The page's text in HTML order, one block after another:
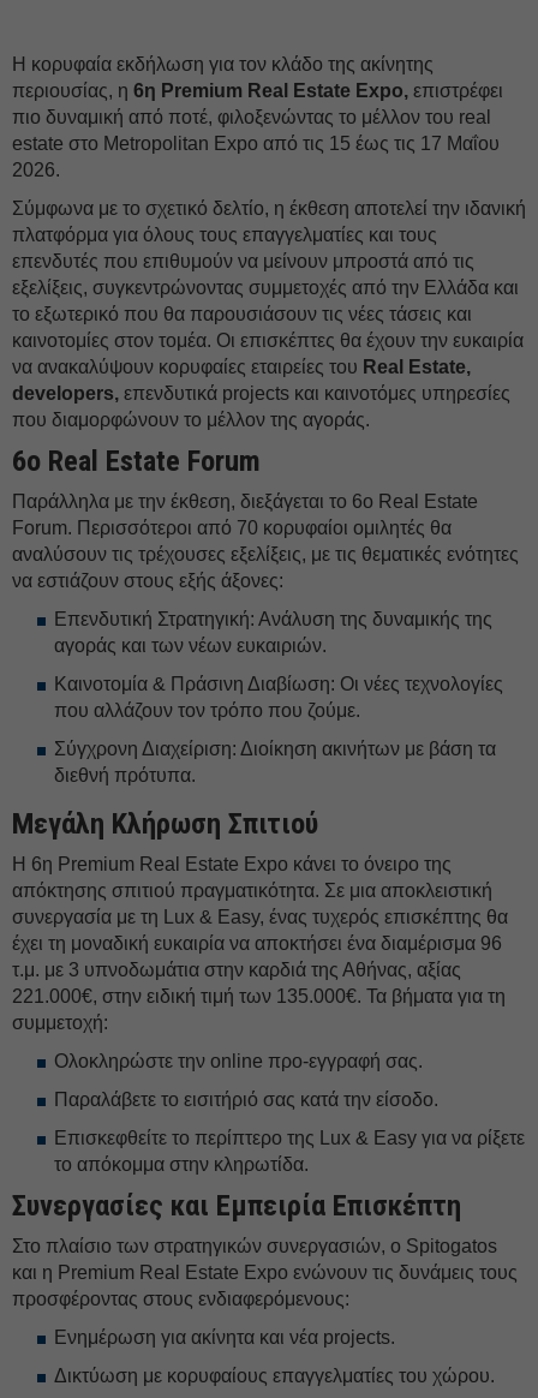
Η κορυφαία εκδήλωση για τον κλάδο της ακίνητης
περιουσίας, η 6η Premium Real Estate Expo, επιστρέφει
πιο δυναμική από ποτέ, φιλοξενώντας το μέλλον του real
estate στο Metropolitan Expo από τις 15 έως τις 17 Μαΐου
2026.
Σύμφωνα με το σχετικό δελτίο, η έκθεση αποτελεί την ιδανική
πλατφόρμα για όλους τους επαγγελματίες και τους
επενδυτές που επιθυμούν να μείνουν μπροστά από τις
εξελίξεις, συγκεντρώνοντας συμμετοχές από την Ελλάδα και
το εξωτερικό που θα παρουσιάσουν τις νέες τάσεις και
καινοτομίες στον τομέα. Οι επισκέπτες θα έχουν την ευκαιρία
να ανακαλύψουν κορυφαίες εταιρείες του Real Estate,
developers, επενδυτικά projects και καινοτόμες υπηρεσίες
που διαμορφώνουν το μέλλον της αγοράς.
6ο Real Estate Forum
Παράλληλα με την έκθεση, διεξάγεται το 6ο Real Estate
Forum. Περισσότεροι από 70 κορυφαίοι ομιλητές θα
αναλύσουν τις τρέχουσες εξελίξεις, με τις θεματικές ενότητες
να εστιάζουν στους εξής άξονες:
Επενδυτική Στρατηγική: Ανάλυση της δυναμικής της
αγοράς και των νέων ευκαιριών.
Καινοτομία & Πράσινη Διαβίωση: Οι νέες τεχνολογίες
που αλλάζουν τον τρόπο που ζούμε.
Σύγχρονη Διαχείριση: Διοίκηση ακινήτων με βάση τα
διεθνή πρότυπα.
Μεγάλη Κλήρωση Σπιτιού
Η 6η Premium Real Estate Expo κάνει το όνειρο της
απόκτησης σπιτιού πραγματικότητα. Σε μια αποκλειστική
συνεργασία με τη Lux & Easy, ένας τυχερός επισκέπτης θα
έχει τη μοναδική ευκαιρία να αποκτήσει ένα διαμέρισμα 96
τ.μ. με 3 υπνοδωμάτια στην καρδιά της Αθήνας, αξίας
221.000€, στην ειδική τιμή των 135.000€. Τα βήματα για τη
συμμετοχή:
Ολοκληρώστε την online προ-εγγραφή σας.
Παραλάβετε το εισιτήριό σας κατά την είσοδο.
Επισκεφθείτε το περίπτερο της Lux & Easy για να ρίξετε
το απόκομμα στην κληρωτίδα.
Συνεργασίες και Εμπειρία Επισκέπτη
Στο πλαίσιο των στρατηγικών συνεργασιών, ο Spitogatos
και η Premium Real Estate Expo ενώνουν τις δυνάμεις τους
προσφέροντας στους ενδιαφερόμενους:
Ενημέρωση για ακίνητα και νέα projects.
Δικτύωση με κορυφαίους επαγγελματίες του χώρου.